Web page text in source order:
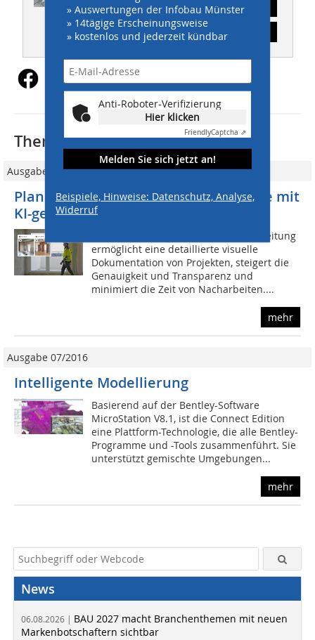
Abonnement
Inhaltsverzeichnis
» Auswertungen der Infobau Münster
» 14tägige Erscheinungsweise
» kostenlos und jederzeit kündbar
Anti-Roboter-Verifizierung
Hier klicken
FriendlyCaptcha ⇗
Melden Sie sich jetzt an!
Beispiele, Hinweise: Datenschutz, Analyse,
Widerruf
Thematisch passende Artikel:
Ausgabe 4/2024
PlanRadar revolutioniert Bauprojekte mit
KI-gestütztem SiteView
Die Optimierung der 360°-Bildverarbeitung
ermöglicht eine detaillierte visuelle
Dokumentation von Projekten, steigert die
Genauigkeit und Transparenz und
minimiert die Zeit von Nacharbeiten....
mehr
Ausgabe 07/2016
Intelligente Modellierung
Basierend auf der Bentley-Software
MicroStation V8.1, ist die Connect Edition
eine Plattform-Technologie, die alle Bentley-
Programme und -Tools zusammenführt. Sie
unterstützt gemischte Umgebungen...
mehr
News
06.08.2026 | BAU 2027 macht Branchenthemen mit neuen
Markenbotschaftern sichtbar